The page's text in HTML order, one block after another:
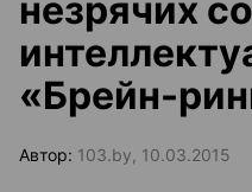
незрячих
«Брейн-
Автор: 103.by, 10.03.2015